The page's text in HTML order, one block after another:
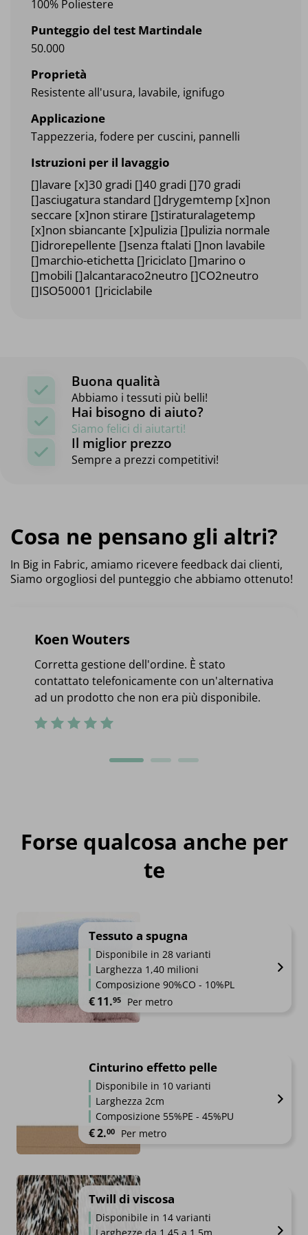
100% Poliestere
Punteggio del test Martindale
50.000
Proprietà
Resistente all'usura, lavabile, ignifugo
Applicazione
Tappezzeria, fodere per cuscini, pannelli
Istruzioni per il lavaggio
[]lavare [x]30 gradi []40 gradi []70 gradi
[]asciugatura standard []drygemtemp [x]non
seccare [x]non stirare []stiraturalagetemp
[x]non sbiancante [x]pulizia []pulizia normale
[]idrorepellente []senza ftalati []non lavabile
[]marchio-etichetta []riciclato []marino o
[]mobili []alcantaraco2neutro []CO2neutro
[]ISO50001 []riciclabile
Buona qualità
Abbiamo i tessuti più belli!
Hai bisogno di aiuto?
Siamo felici di aiutarti!
Il miglior prezzo
Sempre a prezzi competitivi!
Cosa ne pensano gli altri?
In Big in Fabric, amiamo ricevere feedback dai clienti,
Siamo orgogliosi del punteggio che abbiamo ottenuto!
Koen Wouters
Corretta gestione dell'ordine. È stato
contattato telefonicamente con un'alternativa
ad un prodotto che non era più disponibile.
Forse qualcosa anche per
te
Tessuto a spugna
Disponibile in 28 varianti
Larghezza 1,40 milioni
Composizione 90%CO - 10%PL
€11.95 Per metro
Cinturino effetto pelle
Disponibile in 10 varianti
Larghezza 2cm
Composizione 55%PE - 45%PU
€2.00 Per metro
Twill di viscosa
Disponibile in 14 varianti
Larghezze da 1.45 a 1.5m